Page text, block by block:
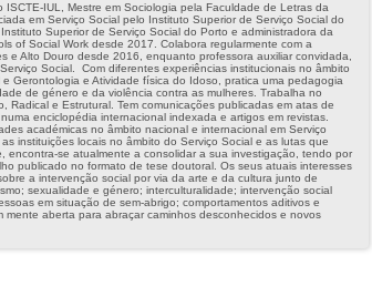
ISCTE-IUL, Mestre em Sociologia pela Faculdade de Letras da
em Serviço Social pelo Instituto Superior de Serviço Social do
Superior de Serviço Social do Porto e administradora da
of Social Work desde 2017. Colabora regularmente com a
e Alto Douro desde 2016, enquanto professora auxiliar convidada,
Social. Com diferentes experiências institucionais no âmbito
Gerontologia e Atividade física do Idoso, pratica uma pedagogia
de género e da violência contra as mulheres. Trabalha no
Radical e Estrutural. Tem comunicações publicadas em atas de
enciclopédia internacional indexada e artigos em revistas.
académicas no âmbito nacional e internacional em Serviço
instituições locais no âmbito do Serviço Social e as lutas que
encontra-se atualmente a consolidar a sua investigação, tendo por
publicado no formato de tese doutoral. Os seus atuais interesses
a intervenção social por via da arte e da cultura junto de
sexualidade e género; interculturalidade; intervenção social
em situação de sem-abrigo; comportamentos aditivos e
mente aberta para abraçar caminhos desconhecidos e novos